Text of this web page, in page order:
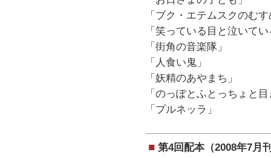
「ブク・エテムスクのむ
「笑っている目と泣いて
「街角の音楽隊」
「人食い鬼」
「妖精のあやまち」
「のっぽとふとっちょと
「プルネッラ」
■ 第4回配本（2008年7月